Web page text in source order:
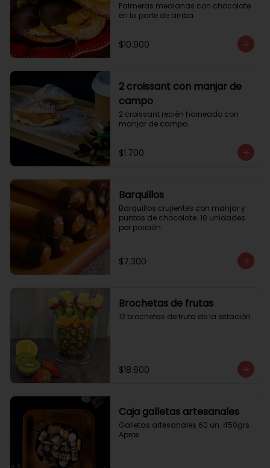
Palmeras medianas con chocolate
en la parte de arriba.
$10.900
2 croissant con manjar de
campo
2 croissant recién horneado con
manjar de campo.
$1.700
Barquillos
Barquillos crujientes con manjar y
puntas de chocolate. 10 unidades
por porción.
$7.300
Brochetas de frutas
12 brochetas de fruta de la estación
$18.600
Caja galletas artesanales
Galletas artesanales 60 un. 450grs.
Aprox